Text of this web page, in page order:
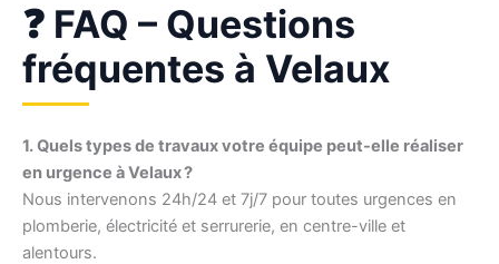
❓ FAQ – Questions
fréquentes à Velaux
1. Quels types de travaux votre équipe peut-elle réaliser
en urgence à Velaux ?
Nous intervenons 24h/24 et 7j/7 pour toutes urgences en
plomberie, électricité et serrurerie, en centre-ville et
alentours.